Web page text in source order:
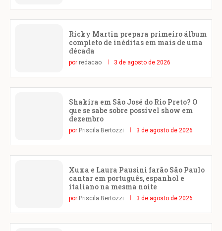
Ricky Martin prepara primeiro álbum
completo de inéditas em mais de uma
década
por redacao 3 de agosto de 2026
Shakira em São José do Rio Preto? O
que se sabe sobre possível show em
dezembro
por Priscila Bertozzi 3 de agosto de 2026
Xuxa e Laura Pausini farão São Paulo
cantar em português, espanhol e
italiano na mesma noite
por Priscila Bertozzi 3 de agosto de 2026